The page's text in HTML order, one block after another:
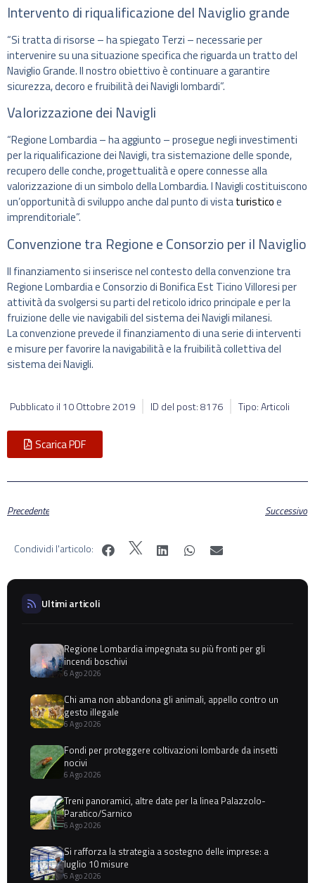
Intervento di riqualificazione del Naviglio grande
“Si tratta di risorse – ha spiegato Terzi – necessarie per
intervenire su una situazione specifica che riguarda un tratto del
Naviglio Grande. Il nostro obiettivo è continuare a garantire
sicurezza, decoro e fruibilità dei Navigli lombardi”.
Valorizzazione dei Navigli
“Regione Lombardia – ha aggiunto – prosegue negli investimenti
per la riqualificazione dei Navigli, tra sistemazione delle sponde,
recupero delle conche, progettualità e opere connesse alla
valorizzazione di un simbolo della Lombardia. I Navigli costituiscono
un’opportunità di sviluppo anche dal punto di vistaturisticoe
imprenditoriale”.
Convenzione tra Regione e Consorzio per il Naviglio
Il finanziamento si inserisce nel contesto della convenzione tra
Regione Lombardia e Consorzio di Bonifica Est Ticino Villoresi per
attività da svolgersi su parti del reticolo idrico principale e per la
fruizione delle vie navigabili del sistema dei Navigli milanesi.
La convenzione prevede il finanziamento di una serie di interventi
e misure per favorire la navigabilità e la fruibilità collettiva del
sistema dei Navigli.
Pubblicato il 10 Ottobre 2019 ID del post: 8176 Tipo: Articoli
Scarica PDF
Precedente Successivo
Condividi l'articolo:
Ultimi articoli
Regione Lombardia impegnata su più fronti per gli
incendi boschivi
6 Ago 2026
Chi ama non abbandona gli animali, appello contro un
gesto illegale
6 Ago 2026
Fondi per proteggere coltivazioni lombarde da insetti
nocivi
6 Ago 2026
Treni panoramici, altre date per la linea Palazzolo-
Paratico/Sarnico
6 Ago 2026
Si rafforza la strategia a sostegno delle imprese: a
luglio 10 misure
6 Ago 2026